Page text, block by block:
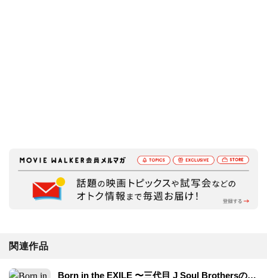
関連作品
Born in the EXILE 〜三代目 J Soul Brothersの奇